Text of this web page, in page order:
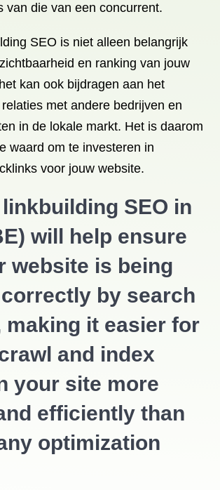
van die van een concurrent.
SEO is niet alleen belangrijk
en ranking van jouw
kan ook bijdragen aan het
met andere bedrijven en
in de lokale markt. Het is daarom
waard om te investeren in
voor jouw website.
SEO in
will help ensure
website is being
by search
making it easier for
and index
your site more
efficiently than
optimization